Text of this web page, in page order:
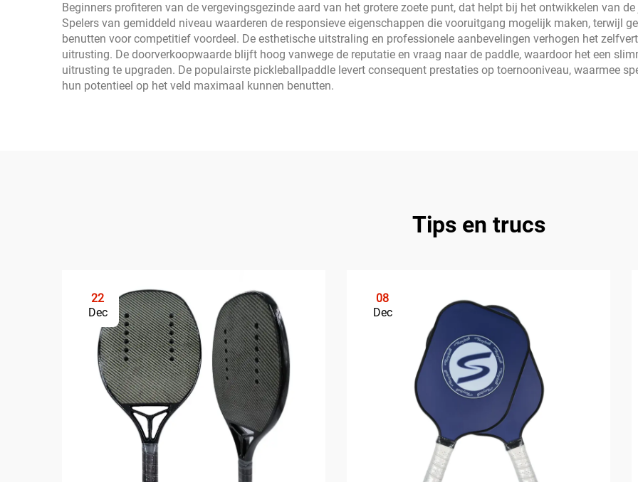
Beginners profiteren van de vergevingsgezinde aard van het grotere zoete punt, dat helpt bij het ontwikkelen van
Spelers van gemiddeld niveau waarderen de responsieve eigenschappen die vooruitgang mogelijk maken, terwijl
benutten voor competitief voordeel. De esthetische uitstraling en professionele aanbevelingen verhogen het
uitrusting. De doorverkoopwaarde blijft hoog vanwege de reputatie en vraag naar de paddle, waardoor het een
uitrusting te upgraden. De populairste pickleballpaddle levert consequent prestaties op toernooniveau, waarmee
hun potentieel op het veld maximaal kunnen benutten.
Tips en trucs
22
Dec
08
Dec